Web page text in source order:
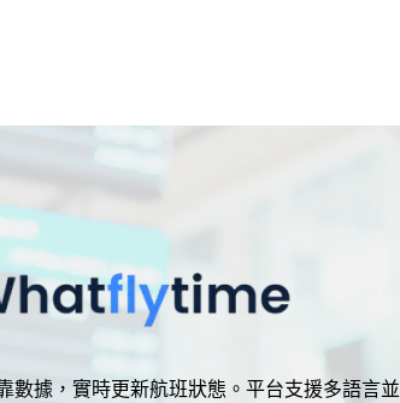
，實時更新航班狀態。平台支援多語言